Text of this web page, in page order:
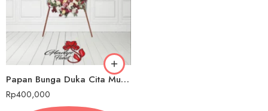
Papan Bunga Duka Cita Murah Cijeruk
Rp400,000